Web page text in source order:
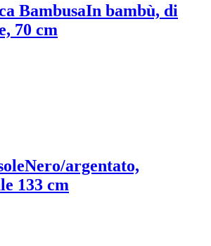
BambusaIn bambù, di
70 cm
Nero/argentato,
133 cm